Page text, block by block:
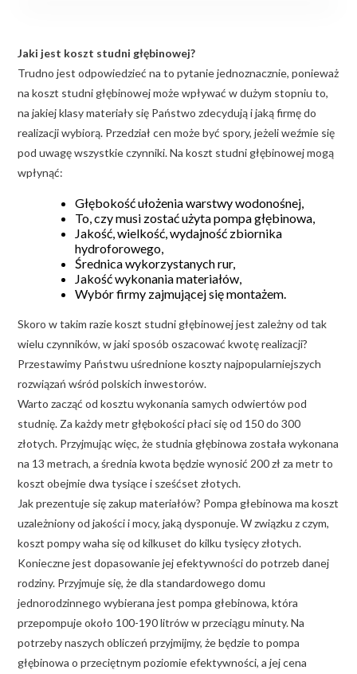
Jaki jest koszt studni głębinowej?
Trudno jest odpowiedzieć na to pytanie jednoznacznie, ponieważ
na koszt studni głębinowej może wpływać w dużym stopniu to,
na jakiej klasy materiały się Państwo zdecydują i jaką firmę do
realizacji wybiorą. Przedział cen może być spory, jeżeli weźmie się
pod uwagę wszystkie czynniki. Na koszt studni głębinowej mogą
wpłynąć:
Głębokość ułożenia warstwy wodonośnej,
To, czy musi zostać użyta pompa głębinowa,
Jakość, wielkość, wydajność zbiornika
hydroforowego,
Średnica wykorzystanych rur,
Jakość wykonania materiałów,
Wybór firmy zajmującej się montażem.
Skoro w takim razie koszt studni głębinowej jest zależny od tak
wielu czynników, w jaki sposób oszacować kwotę realizacji?
Przestawimy Państwu uśrednione koszty najpopularniejszych
rozwiązań wśród polskich inwestorów.
Warto zacząć od kosztu wykonania samych odwiertów pod
studnię. Za każdy metr głębokości płaci się od 150 do 300
złotych. Przyjmując więc, że studnia głębinowa została wykonana
na 13 metrach, a średnia kwota będzie wynosić 200 zł za metr to
koszt obejmie dwa tysiące i sześćset złotych.
Jak prezentuje się zakup materiałów? Pompa głebinowa ma koszt
uzależniony od jakości i mocy, jaką dysponuje. W związku z czym,
koszt pompy waha się od kilkuset do kilku tysięcy złotych.
Konieczne jest dopasowanie jej efektywności do potrzeb danej
rodziny. Przyjmuje się, że dla standardowego domu
jednorodzinnego wybierana jest pompa głebinowa, która
przepompuje około 100-190 litrów w przeciągu minuty. Na
potrzeby naszych obliczeń przyjmijmy, że będzie to pompa
głębinowa o przeciętnym poziomie efektywności, a jej cena